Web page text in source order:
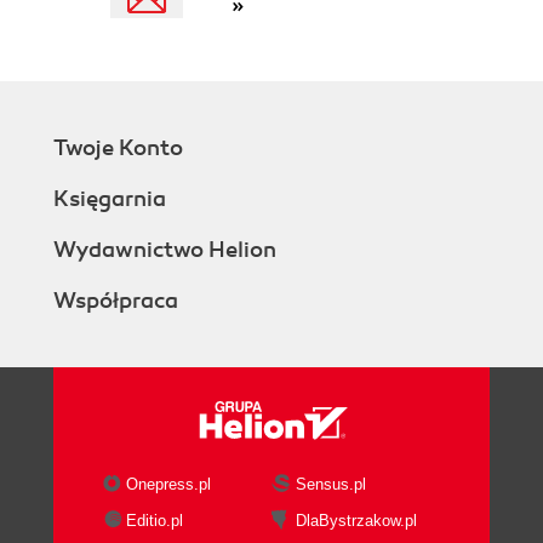
Argo CD Key Patterns
Argo CD Operator
3. Interacting with Argo CD
Summary
4. Managing Applications
Application Overview
Git
Twoje Konto
Księgarnia
Wydawnictwo Helion
Współpraca
Onepress.pl
Sensus.pl
Editio.pl
DlaBystrzakow.pl